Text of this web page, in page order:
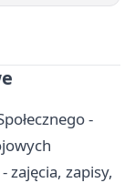
-
zajęcia, zapisy,